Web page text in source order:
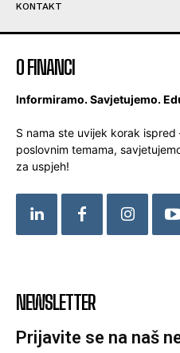
KONTAKT
O FINANCI
Informiramo. Savjetujemo.
S nama ste uvijek korak
poslovnim temama,
za uspjeh!
NEWSLETTER
Prijavite se na naš